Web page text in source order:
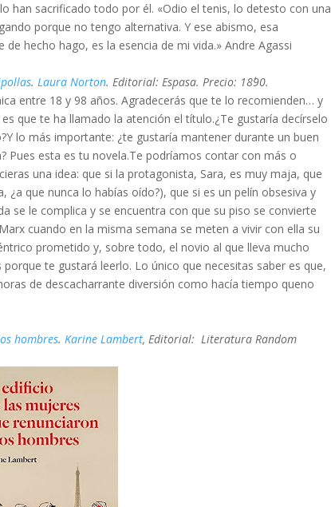
han sacrificado todo por él. «Odio el tenis, lo detesto con una
porque no tengo alternativa. Y ese abismo, esa
hecho hago, es la esencia de mi vida.» Andre Agassi
. Laura Norton. Editorial: Espasa. Precio: 18´90.
entre 18 y 98 años. Agradecerás que te lo recomienden… y
que te ha llamado la atención el título.¿Te gustaría decírselo
lo más importante: ¿te gustaría mantener durante un buen
Pues esta es tu novela.Te podríamos contar con más o
una idea: que si la protagonista, Sara, es muy maja, que
que nunca lo habías oído?), que si es un pelín obsesiva y
se le complica y se encuentra con que su piso se convierte
cuando en la misma semana se meten a vivir con ella su
prometido y, sobre todo, el novio al que lleva mucho
te gustará leerlo. Lo único que necesitas saber es que,
de descacharrante diversión como hacía tiempo queno
hombres. Karine Lambert, Editorial: Literatura Random